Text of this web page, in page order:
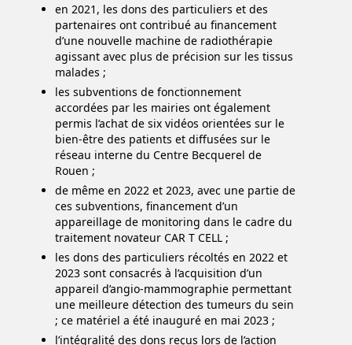
en 2021, les dons des particuliers et des
partenaires ont contribué au financement
d’une nouvelle machine de radiothérapie
agissant avec plus de précision sur les tissus
malades ;
les subventions de fonctionnement
accordées par les mairies ont également
permis l’achat de six vidéos orientées sur le
bien-être des patients et diffusées sur le
réseau interne du Centre Becquerel de
Rouen ;
de même en 2022 et 2023, avec une partie de
ces subventions, financement d’un
appareillage de monitoring dans le cadre du
traitement novateur CAR T CELL ;
les dons des particuliers récoltés en 2022 et
2023 sont consacrés à l’acquisition d’un
appareil d’angio-mammographie permettant
une meilleure détection des tumeurs du sein
; ce matériel a été inauguré en mai 2023 ;
l’intégralité des dons reçus lors de l’action